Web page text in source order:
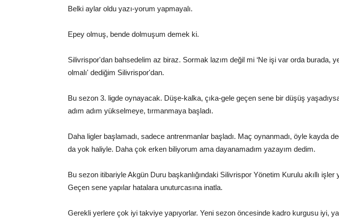
Belki aylar oldu yazı-yorum yapmayalı.
Epey olmuş, bende dolmuşum demek ki.
Silivrispor'dan bahsedelim az biraz. Sormak lazım değil mi ‘Ne işi var orda burada,
olmalı' dediğim Silivrispor'dan.
Bu sezon 3. ligde oynayacak. Düşe-kalka, çıka-gele geçen sene bir düşüş
adım adım yükselmeye, tırmanmaya başladı.
Daha ligler başlamadı, sadece antrenmanlar başladı. Maç oynanmadı, öyle kayda
da yok haliyle. Daha çok erken biliyorum ama dayanamadım yazayım dedim.
Bu sezon itibariyle Akgün Duru başkanlığındaki Silivrispor Yönetim Kurulu akıllı işler
Geçen sene yapılar hatalara unuturcasına inatla.
Gerekli yerlere çok iyi takviye yapıyorlar. Yeni sezon öncesinde kadro kurgusu iyi,